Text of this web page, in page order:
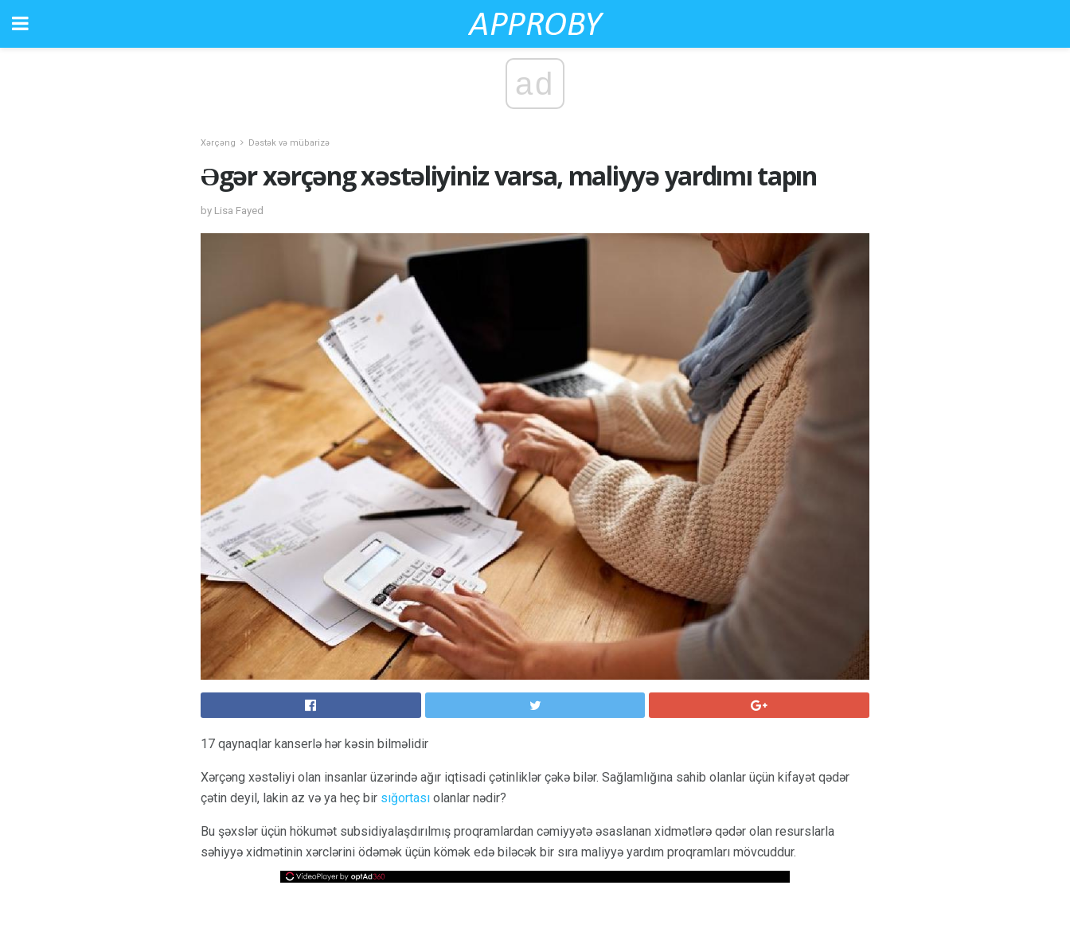
ad
Xərçəng Dəstək və mübarizə
Əgər xərçəng xəstəliyiniz varsa, maliyyə yardımı tapın
by Lisa Fayed
17 qaynaqlar kanserlə hər kəsin bilməlidir
Xərçəng xəstəliyi olan insanlar üzərində ağır iqtisadi çətinliklər çəkə bilər. Sağlamlığına sahib olanlar üçün kifayət qədər
çətin deyil, lakin az və ya heç bir sığortası olanlar nədir?
Bu şəxslər üçün hökumət subsidiyalaşdırılmış proqramlardan cəmiyyətə əsaslanan xidmətlərə qədər olan resurslarla
səhiyyə xidmətinin xərclərini ödəmək üçün kömək edə biləcək bir sıra maliyyə yardım proqramları mövcuddur.